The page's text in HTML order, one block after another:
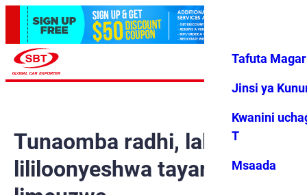
Vipendwa
Menyu
Tafuta
Jinsi ya
Kwanini
T
Msaada
Tunaomba radhi, lakini gari
lililoonyeshwa tayari